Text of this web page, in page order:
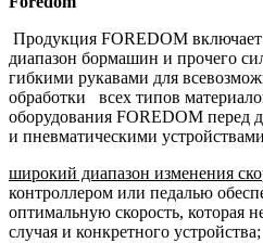
Продукция FOREDOM
диапазон бормашин и прочего
гибкими рукавами для
обработки всех типов
оборудования FOREDOM перед
и пневматическими
широкий диапазон изменения
контроллером или педалью
оптимальную скорость, которая
случая и конкретного устройства;